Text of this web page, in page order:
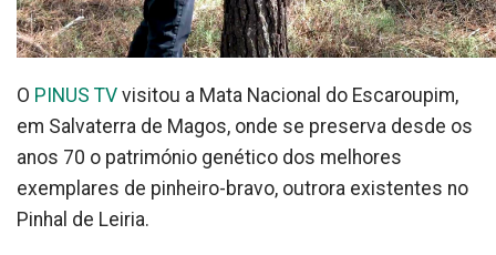
O PINUS TV visitou a Mata Nacional do Escaroupim,
em Salvaterra de Magos, onde se preserva desde os
anos 70 o património genético dos melhores
exemplares de pinheiro-bravo, outrora existentes no
Pinhal de Leiria.